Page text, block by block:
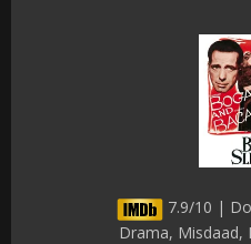
7.9/10 |
Drama, Misdaad,